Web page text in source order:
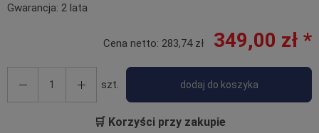
Gwarancja: 2 lata
Cena netto: 283,74 zł 349,00 zł *
szt. dodaj do koszyka
🛒 Korzyści przy zakupie